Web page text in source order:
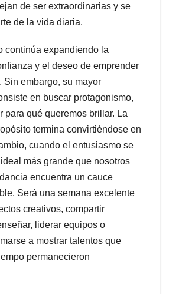
de ser extraordinarias y se
de la vida diaria.
continúa expandiendo la
y el deseo de emprender
Sin embargo, su mayor
en buscar protagonismo,
para qué queremos brillar. La
termina convirtiéndose en
cuando el entusiasmo se
más grande que nosotros
encuentra un cauce
Será una semana excelente
creativos, compartir
liderar equipos o
a mostrar talentos que
permanecieron